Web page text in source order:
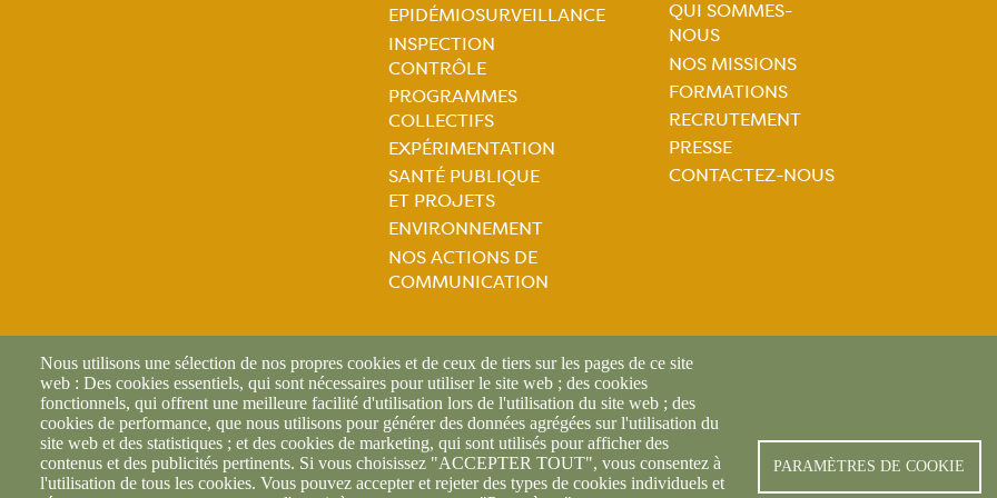
Navigation
principale
EPIDÉMIOSURVEILLANCE
INSPECTION
CONTRÔLE
PROGRAMMES
COLLECTIFS
EXPÉRIMENTATION
SANTÉ PUBLIQUE
ET PROJETS
ENVIRONNEMENT
NOS ACTIONS DE
COMMUNICATION
Navigation
principale
QUI SOMMES-
NOUS
NOS MISSIONS
FORMATIONS
RECRUTEMENT
PRESSE
CONTACTEZ-NOUS
© FREDON 2019 -Mentions légales Politique de confidentialité des
Nous utilisons une sélection de nos propres cookies et de ceux de tiers sur les pages de ce site
web : Des cookies essentiels, qui sont nécessaires pour utiliser le site web ; des cookies
fonctionnels, qui offrent une meilleure facilité d'utilisation lors de l'utilisation du site web ; des
cookies de performance, que nous utilisons pour générer des données agrégées sur l'utilisation du
site web et des statistiques ; et des cookies de marketing, qui sont utilisés pour afficher des
contenus et des publicités pertinents. Si vous choisissez "ACCEPTER TOUT", vous consentez à
l'utilisation de tous les cookies. Vous pouvez accepter et rejeter des types de cookies individuels et
PARAMÈTRES DE COOKIE